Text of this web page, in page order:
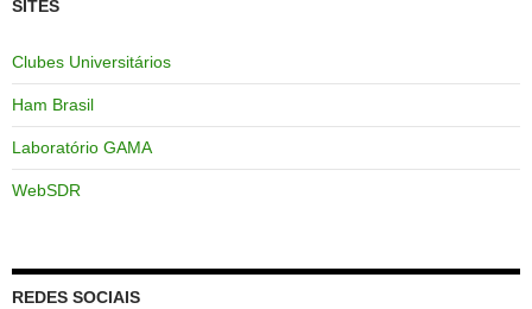
SITES
Clubes Universitários
Ham Brasil
Laboratório GAMA
WebSDR
REDES SOCIAIS